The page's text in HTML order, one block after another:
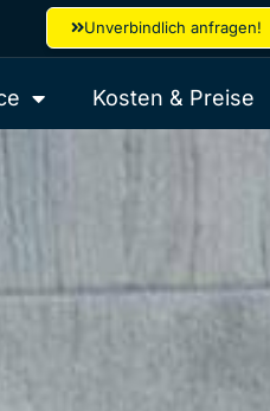
Unverbindlich anfragen!
Kosten & Preise